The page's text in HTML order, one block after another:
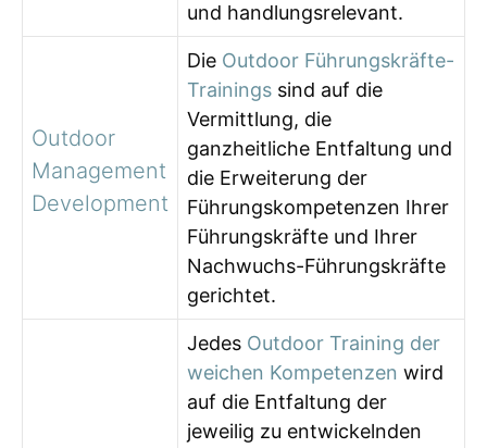
und handlungsrelevant.
Outdoor
Management
Development
Die Outdoor Führungskräfte-
Trainings sind auf die
Vermittlung, die
ganzheitliche Entfaltung und
die Erweiterung der
Führungskompetenzen Ihrer
Führungskräfte und Ihrer
Nachwuchs-Führungskräfte
gerichtet.
Jedes Outdoor Training der
weichen Kompetenzen wird
auf die Entfaltung der
jeweilig zu entwickelnden